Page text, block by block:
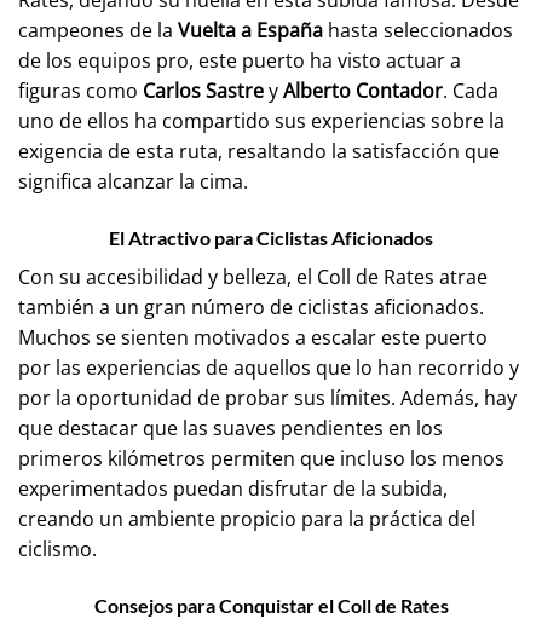
campeones de la Vuelta a España hasta seleccionados
de los equipos pro, este puerto ha visto actuar a
figuras como Carlos SastreyAlberto Contador. Cada
uno de ellos ha compartido sus experiencias sobre la
exigencia de esta ruta, resaltando la satisfacción que
significa alcanzar la cima.
El Atractivo para Ciclistas Aficionados
Con su accesibilidad y belleza, el Coll de Rates atrae
también a un gran número de ciclistas aficionados.
Muchos se sienten motivados a escalar este puerto
por las experiencias de aquellos que lo han recorrido y
por la oportunidad de probar sus límites. Además, hay
que destacar que las suaves pendientes en los
primeros kilómetros permiten que incluso los menos
experimentados puedan disfrutar de la subida,
creando un ambiente propicio para la práctica del
ciclismo.
Consejos para Conquistar el Coll de Rates